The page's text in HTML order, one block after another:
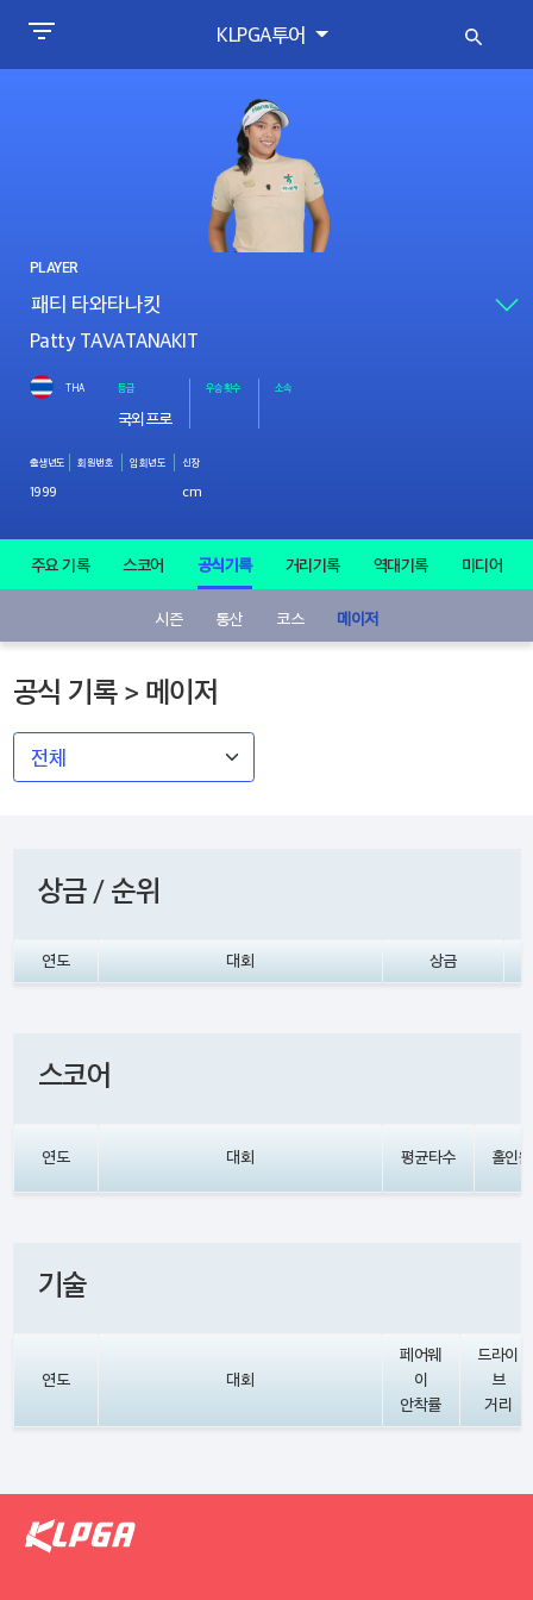
KLPGA투어
PLAYER
Patty TAVATANAKIT
THA 등급
국외프로
우승횟수 소속
출생년도
1999
회원번호 입회년도 신장
cm
주요 기록 스코어 공식기록 거리기록 역대기록 미디어
시즌 통산 코스 메이저
공식 기록 > 메이저
상금 / 순위
연도 대회 상금
스코어
연도 대회 평균타수 홀인원
기술
연도 대회
페어웨
이
안착률
드라이
브
거리